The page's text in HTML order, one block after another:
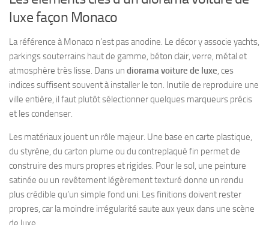
luxe façon Monaco
La référence à Monaco n’est pas anodine. Le décor y associe yachts,
parkings souterrains haut de gamme, béton clair, verre, métal et
atmosphère très lisse. Dans un diorama voiture de luxe, ces
indices suffisent souvent à installer le ton. Inutile de reproduire une
ville entière, il faut plutôt sélectionner quelques marqueurs précis
et les condenser.
Les matériaux jouent un rôle majeur. Une base en carte plastique,
du styrène, du carton plume ou du contreplaqué fin permet de
construire des murs propres et rigides. Pour le sol, une peinture
satinée ou un revêtement légèrement texturé donne un rendu
plus crédible qu’un simple fond uni. Les finitions doivent rester
propres, car la moindre irrégularité saute aux yeux dans une scène